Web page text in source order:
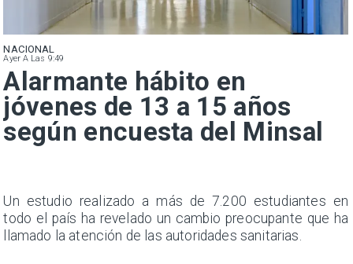
NACIONAL
Ayer A Las 9:49
Alarmante hábito en
jóvenes de 13 a 15 años
según encuesta del Minsal
Un estudio realizado a más de 7.200 estudiantes en
todo el país ha revelado un cambio preocupante que ha
llamado la atención de las autoridades sanitarias.